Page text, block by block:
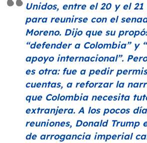
Unidos, entre el 20 y el
para reunirse con el
Moreno. Dijo que su
“defender a Colombia”y
apoyo internacional”.
es otra: fue a pedir
cuentas, a reforzar la
que Colombia necesita
extranjera. A los pocos
reuniones, Donald Trump
de arrogancia imperial